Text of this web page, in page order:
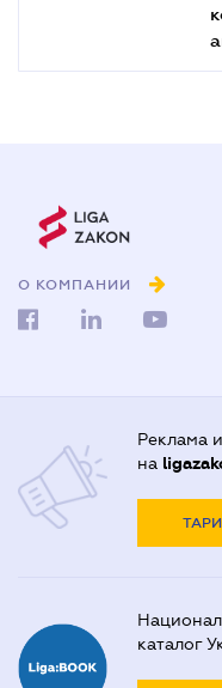
О КОМПАНИИ
Реклама
на
каталог